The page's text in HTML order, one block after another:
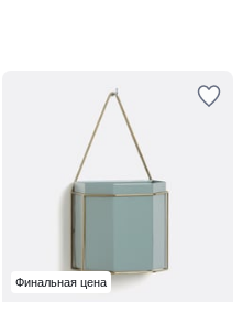
Финальная цена